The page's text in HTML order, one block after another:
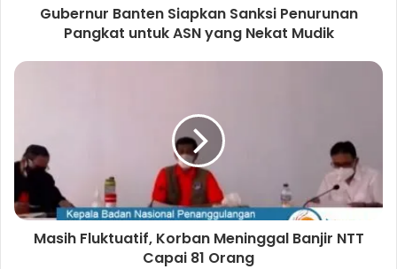
Gubernur Banten Siapkan Sanksi Penurunan
Pangkat untuk ASN yang Nekat Mudik
Masih Fluktuatif, Korban Meninggal Banjir NTT
Capai 81 Orang